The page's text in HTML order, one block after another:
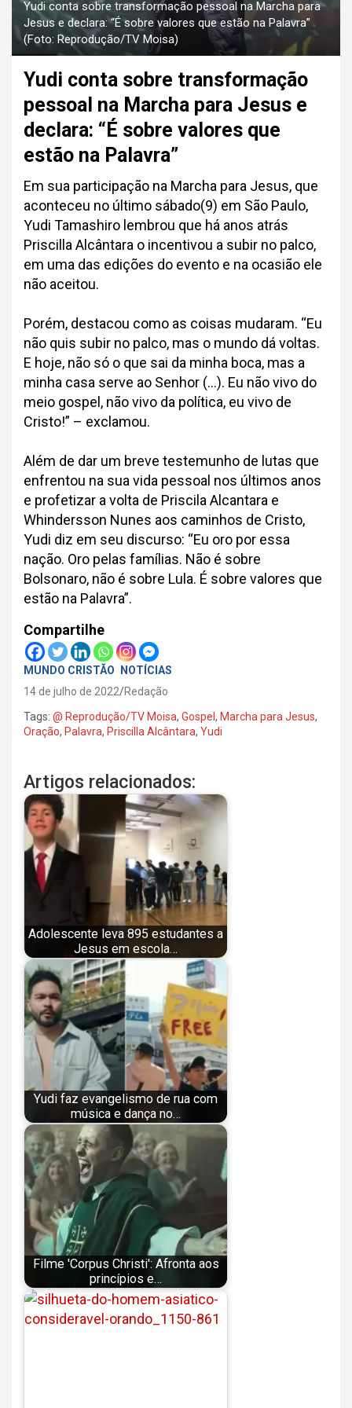
Yudi conta sobre transformação pessoal na Marcha para
Jesus e declara: “É sobre valores que estão na Palavra”
(Foto: Reprodução/TV Moisa)
Yudi conta sobre transformação
pessoal na Marcha para Jesus e
declara: “É sobre valores que
estão na Palavra”
Em sua participação na Marcha para Jesus, que
aconteceu no último sábado(9) em São Paulo,
Yudi Tamashiro lembrou que há anos atrás
Priscilla Alcântara o incentivou a subir no palco,
em uma das edições do evento e na ocasião ele
não aceitou.
Porém, destacou como as coisas mudaram. “Eu
não quis subir no palco, mas o mundo dá voltas.
E hoje, não só o que sai da minha boca, mas a
minha casa serve ao Senhor (…). Eu não vivo do
meio gospel, não vivo da política, eu vivo de
Cristo!” – exclamou.
Além de dar um breve testemunho de lutas que
enfrentou na sua vida pessoal nos últimos anos
e profetizar a volta de Priscila Alcantara e
Whindersson Nunes aos caminhos de Cristo,
Yudi diz em seu discurso: “Eu oro por essa
nação. Oro pelas famílias. Não é sobre
Bolsonaro, não é sobre Lula. É sobre valores que
estão na Palavra”.
Compartilhe
MUNDO CRISTÃO
NOTÍCIAS
14 de julho de 2022 Redação
Tags: @ Reprodução/TV Moisa, Gospel , Marcha para Jesus,
Oração, Palavra, Priscilla Alcântara, Yudi
Artigos relacionados:
Adolescente leva 895 estudantes a
Jesus em escola…
Yudi faz evangelismo de rua com
música e dança no…
Filme 'Corpus Christi': Afronta aos
princípios e…